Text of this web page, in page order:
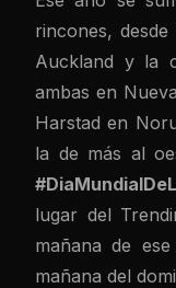
rincones,
Auckland y la
ambas en
Harstad en
la de más al
lugar del
mañana de
mañana del